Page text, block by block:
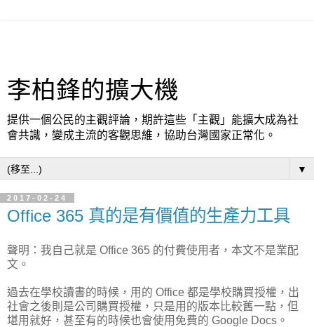
李柏鋒的擴大機
提供一個公民的主觀評論，期許這些「主觀」能擴大成為社
會共識，變成主流的客觀思維，協助台灣國家正常化。
▼
2017-02-24
Office 365 真的是有價值的生產力工具
聲明：我自己就是 Office 365 的付費使用者，本文不是業配
文。
過去在學校讀書的時候，用的 Office 都是學校購買授權，出
社會之後則是公司購買授權，只是用的版本比較舊一點，但
堪用就好，甚至有的時候也會使用免費的 Google Docs。